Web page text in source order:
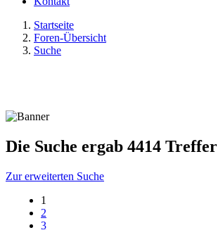
Startseite
Foren-Übersicht
Suche
Die Suche ergab 4414 Treffer
Zur erweiterten Suche
1
2
3